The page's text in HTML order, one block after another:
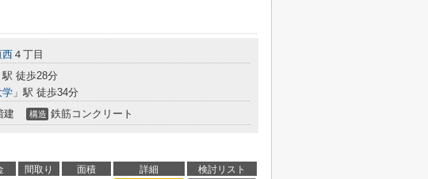
西 ４丁目
駅 徒歩28分
学 」駅 徒歩34分
建 構造 鉄筋コンクリート
間取り 面積 詳細
検討リスト